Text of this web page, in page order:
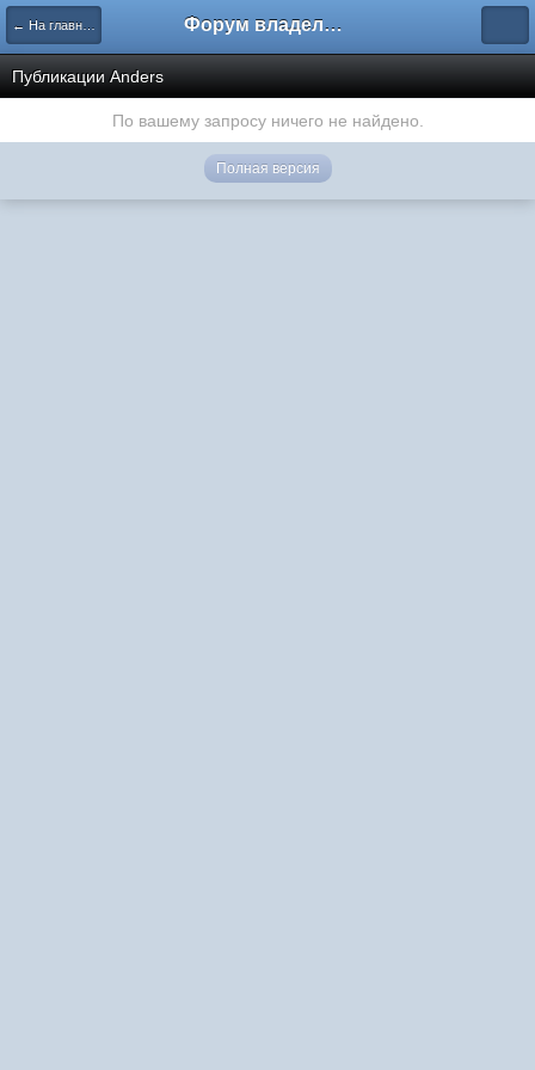
← На главную Форум владельцев интернет-магазинов
Публикации Anders
По вашему запросу ничего не найдено.
Полная версия